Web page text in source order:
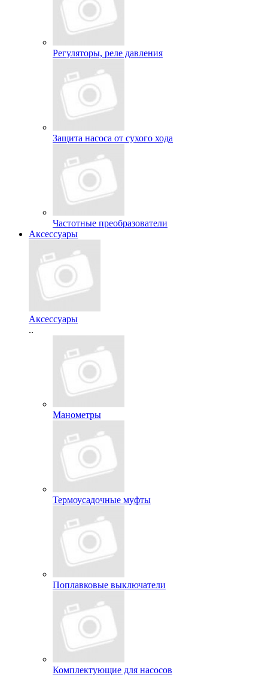
Регуляторы, реле давления
Защита насоса от сухого хода
Частотные преобразователи
Аксессуары
Аксессуары
..
Манометры
Термоусадочные муфты
Поплавковые выключатели
Комплектующие для насосов